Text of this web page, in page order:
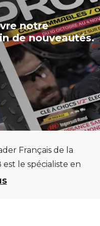
notre
de nouveautés.
Français de la
le spécialiste en
et centres